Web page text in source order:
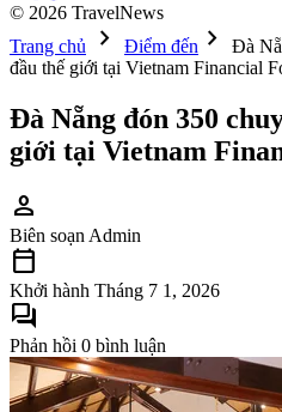
© 2026 TravelNews
Trang chủ
chevron_right Điểm đến chevron_right
Đà
đầu thế giới tại Vietnam Financial
Đà Nẵng đón 350
giới tại Vietnam
person
Biên soạn Admin
calendar_today
Khởi hành Tháng 7 1, 2026
forum
Phản hồi 0 bình luận